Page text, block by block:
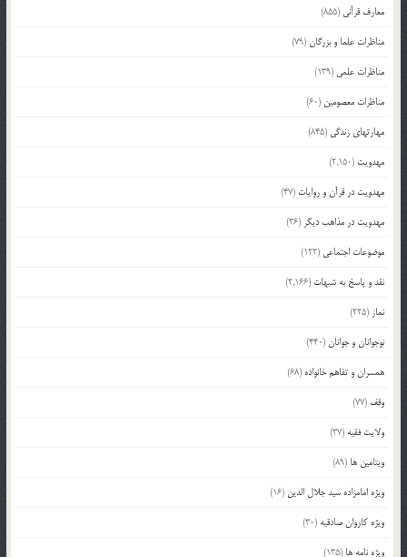
معارف قرآنی (855)
مناظرات علما و بزرگان(79)
مناظرات علمی (139)
مناظرات معصومین (60)
مهارتهای زندگی (845)
مهدویت (2,150)
مهدویت در قرآن و روایات (47)
مهدویت در مذاهب دیگر (36)
موضوعات اجتماعی (122)
نقد و پاسخ به شبهات (2,166)
نماز (225)
نوجوانان و جوانان(440)
همسران و تفاهم خانواده (68)
وقف (77)
ولایت فقیه (37)
ویتامین ها (89)
ویژه امامزاده سید جلال الدین (16)
ویژه کاروان صادقیه (30)
ویژه نامه ها (135)